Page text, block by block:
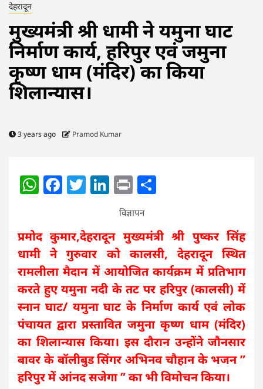
देहरादून
मुख्यमंत्री श्री धामी ने यमुना घाट
निर्माण कार्य, हरिपुर एवं जमुना
कृष्ण धाम (मंदिर) का किया
शिलान्यास।
3 years ago Pramod Kumar
WhatsApp
Facebook
Twitter
LinkedIn
Print
विज्ञापन
प्रमोद कुमार,देहरादून मुख्यमंत्री श्री पुष्कर सिंह
धामी ने गुरुवार को कालसी, देहरादून स्थित
रामलीला मैदान में आयोजित कार्यक्रम में प्रतिभाग
करते हुए यमुना नदी के तट पर हरिपुर (कालसी) में
स्नान घाट/ यमुना घाट के निर्माण कार्य एवं लोक
पंचायत द्वारा प्रस्तावित जमुना कृष्ण धाम (मंदिर)
का शिलान्यास किया। इस दौरान उन्होंने जौनसार
बावर के बॉलीबुड सिंगर अभिनव चौहान के भजन ”
हरिपुर में आंनद सजेगा ” का भी विमोचन किया।